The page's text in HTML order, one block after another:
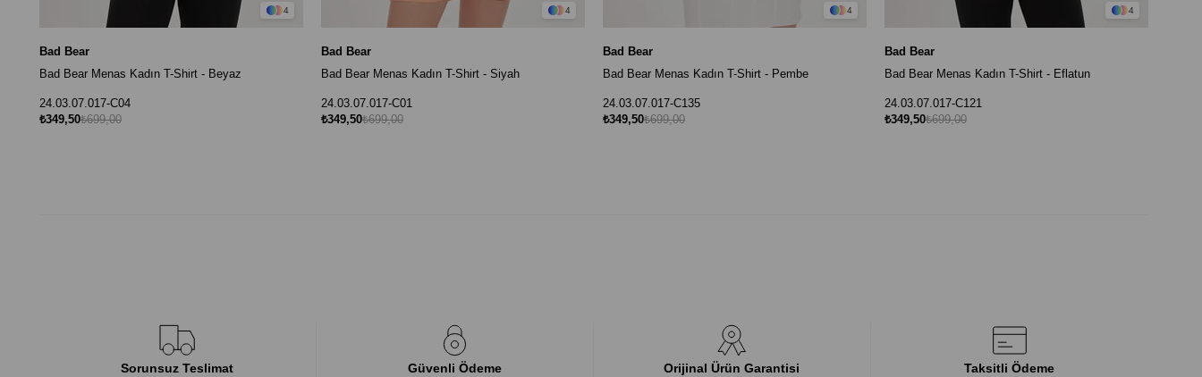
4
Bad Bear
Bad Bear Menas Kadın T-Shirt - Beyaz
24.03.07.017-C04
₺349,50₺699,00
4
Bad Bear
Bad Bear Menas Kadın T-Shirt - Siyah
24.03.07.017-C01
₺349,50₺699,00
4
Bad Bear
Bad Bear Menas Kadın T-Shirt - Pembe
24.03.07.017-C135
₺349,50₺699,00
4
Bad Bear
Bad Bear Menas Kadın T-Shirt - Eflatun
24.03.07.017-C121
₺349,50₺699,00
Sorunsuz Teslimat Güvenli Ödeme Orijinal Ürün Garantisi Taksitli Ödeme